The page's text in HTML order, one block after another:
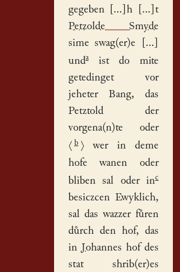
gegeben [...]h [...]t
Petzolde Smyde
sime swag(er)e [...]
undaist do mite
getedinget vor
jeheter Bang, das
Petztold der
vorgena(n)te oder
⟨ b ⟩wer in deme
hofe wanen oder
bliben sal oder inc
besiczcen Ewyklich,
sal das wazzer fůren
důrch den hof, das
inJohannes hof des
stat shrib(er)es